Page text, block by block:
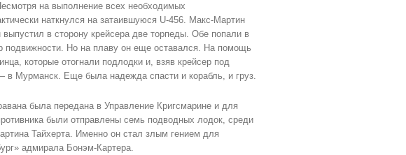
на выполнение всех необходимых
наткнулся на затаившуюся U-456. Макс-Мартин
в сторону крейсера две торпеды. Обе попали в
подвижности. Но на плаву он еще оставался. На помощь
которые отогнали подлодки и, взяв крейсер под
в Мурманск. Еще была надежда спасти и корабль, и груз.
была передана в Управление Кригсмарине и для
были отправлены семь подводных лодок, среди
Тайхерта. Именно он стал злым гением для
адмирала Бонэм-Картера.